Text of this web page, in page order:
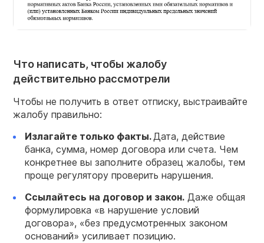
Что написать, чтобы жалобу
действительно рассмотрели
Чтобы не получить в ответ отписку, выстраивайте
жалобу правильно:
Излагайте только факты.Дата, действие
банка, сумма, номер договора или счета. Чем
конкретнее вы заполните образец жалобы, тем
проще регулятору проверить нарушения.
Ссылайтесь на договор и закон. Даже общая
формулировка «в нарушение условий
договора», «без предусмотренных законом
оснований» усиливает позицию.